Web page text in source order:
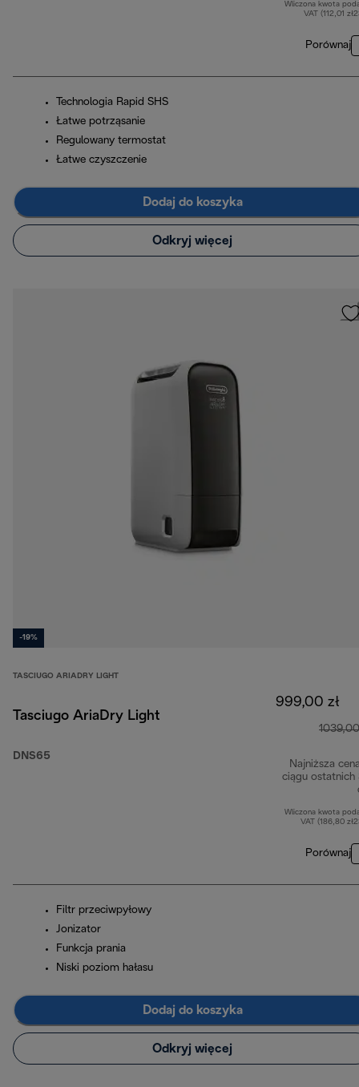
Wliczona kwota
VAT (112,01
Porównaj
Technologia Rapid SHS
Łatwe potrząsanie
Regulowany termostat
Łatwe czyszczenie
Dodaj do koszyka
Odkryj więcej
-19%
TASCIUGO ARIADRY LIGHT
Tasciugo AriaDry Light
DNS65
999,00 zł
Najniższa
ciągu ostatnich
Wliczona kwota
VAT (186,80
Porównaj
Filtr przeciwpyłowy
Jonizator
Funkcja prania
Niski poziom hałasu
Dodaj do koszyka
Odkryj więcej